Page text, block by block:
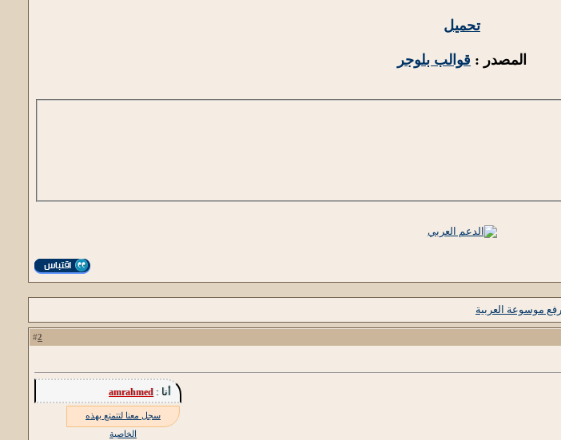
تحميل
المصدر : قوالب بلوجر
2
أنا :amrahmed
سجل معنا لتتمتع بهذه
الخاصية